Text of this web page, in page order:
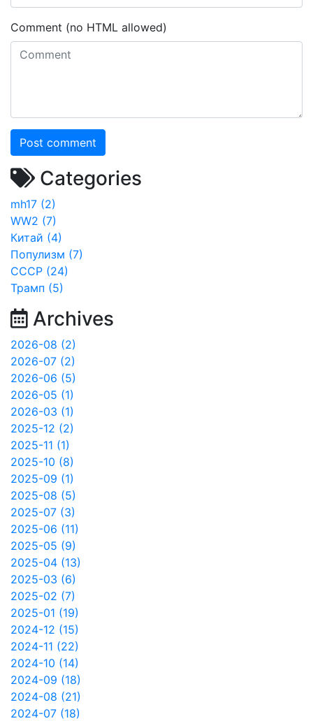
Comment (no HTML allowed)
Post comment
Categories
mh17 (2)
WW2 (7)
Китай (4)
Популизм (7)
СССР (24)
Трамп (5)
Archives
2026-08 (2)
2026-07 (2)
2026-06 (5)
2026-05 (1)
2026-03 (1)
2025-12 (2)
2025-11 (1)
2025-10 (8)
2025-09 (1)
2025-08 (5)
2025-07 (3)
2025-06 (11)
2025-05 (9)
2025-04 (13)
2025-03 (6)
2025-02 (7)
2025-01 (19)
2024-12 (15)
2024-11 (22)
2024-10 (14)
2024-09 (18)
2024-08 (21)
2024-07 (18)